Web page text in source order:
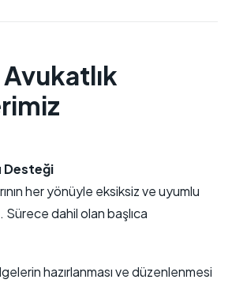
Desteği
her yönüyle eksiksiz ve uyumlu
Sürece dahil olan başlıca
hazırlanması ve düzenlenmesi